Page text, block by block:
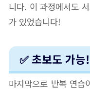
니다. 이 과정에서도
가 있었습니다!
✅ 초보도 가
마지막으로 반복 연습